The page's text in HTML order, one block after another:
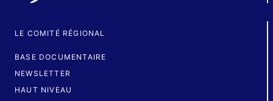
LE COMITÉ RÉGIONAL
BASE DOCUMENTAIRE
NEWSLETTER
HAUT NIVEAU